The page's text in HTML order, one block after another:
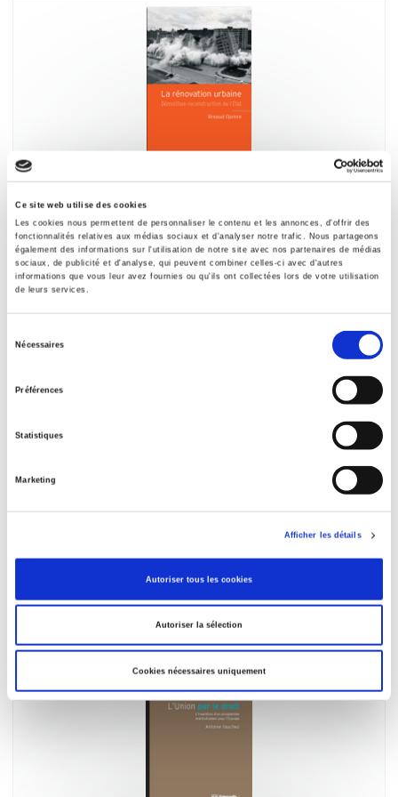
Ce site web utilise des cookies
Les cookies nous permettent de personnaliser le contenu et les annonces, d'offrir des
fonctionnalités relatives aux médias sociaux et d'analyser notre trafic. Nous partageons
également des informations sur l'utilisation de notre site avec nos partenaires de médias
sociaux, de publicité et d'analyse, qui peuvent combiner celles-ci avec d'autres
informations que vous leur avez fournies ou qu'ils ont collectées lors de votre utilisation
de leurs services.
Nécessaires
Préférences
Statistiques
Marketing
Afficher les détails
Autoriser tous les cookies
Autoriser la sélection
Cookies nécessaires uniquement
La Rénovation urbaine
Démolition-reconstruction de l'État
Renaud Epstein
Partis politiques et système partisan en France
Florence Haegel